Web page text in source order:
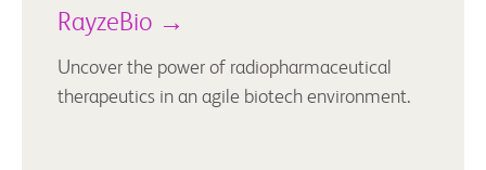
RayzeBio →
Uncover the power of radiopharmaceutical
therapeutics in an agile biotech environment.